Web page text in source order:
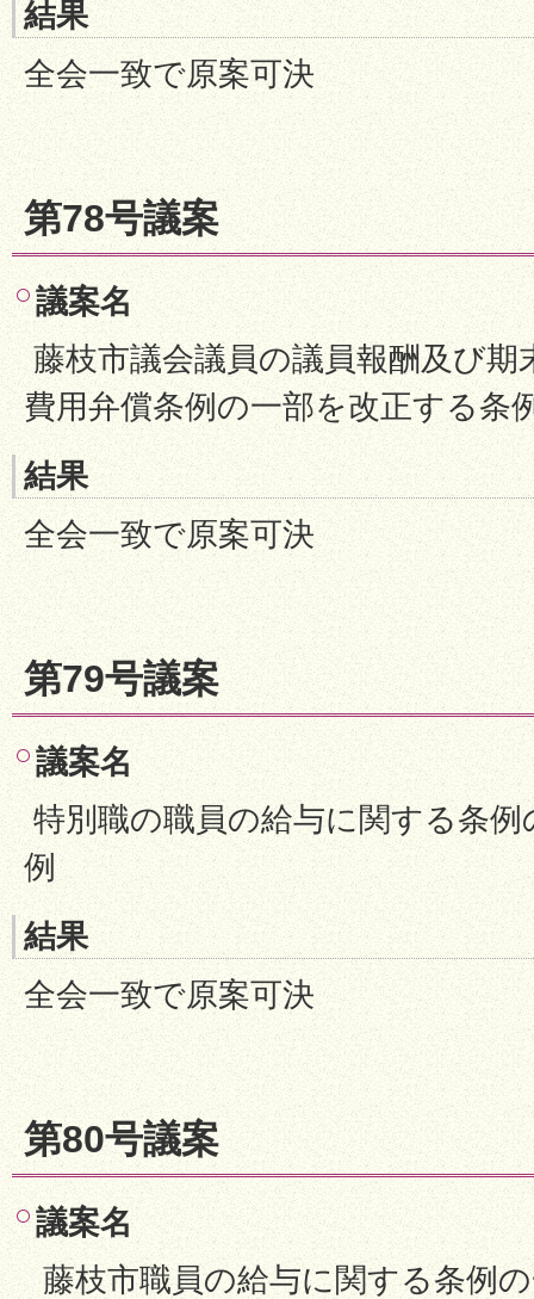
結果
全会一致で原案可決
第78号議案
議案名
藤枝市議会議員の議員報酬及び期
費用弁償条例の一部を改正する条
結果
全会一致で原案可決
第79号議案
議案名
特別職の職員の給与に関する条
例
結果
全会一致で原案可決
第80号議案
議案名
藤枝市職員の給与に関する条例